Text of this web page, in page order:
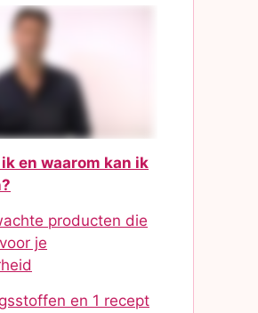
en waarom kan ik
producten die
je
en 1 recept